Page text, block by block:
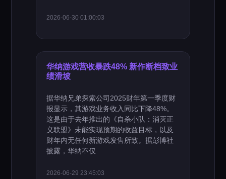
2026-06-30 01:00:03
华纳游戏营收暴跌48% 新作断档致业
绩滑坡
据华纳兄弟探索公司2025财年第一季度财
报显示，其游戏业务收入同比下降48%。
这是由于去年推出的《自杀小队：消灭正
义联盟》未能实现预期的收益目标，以及
财年内无任何新游戏发售所致。据彭博社
披露，华纳不仅
2026-06-29 23:45:03